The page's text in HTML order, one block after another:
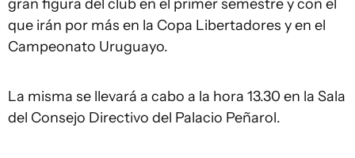
gran figura del club en el primer semestre y con el
que irán por más en la Copa Libertadores y en el
Campeonato Uruguayo.
La misma se llevará a cabo a la hora 13.30 en la Sala
del Consejo Directivo del Palacio Peñarol.